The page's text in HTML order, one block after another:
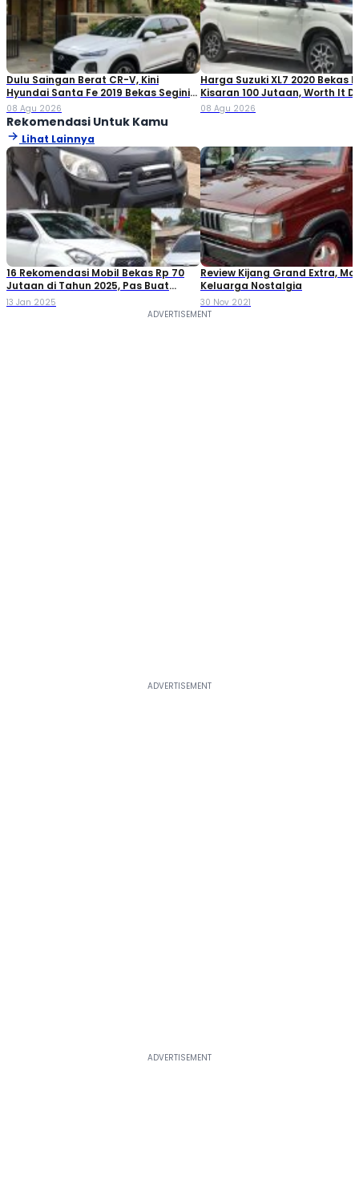
Dulu Saingan Berat CR-V, Kini
Hyundai Santa Fe 2019 Bekas Segini
Harganya
08 Agu 2026
Harga Suzuki XL7 2020 Bekas
Kisaran 100 Jutaan, Worth It
08 Agu 2026
Rekomendasi Untuk Kamu
Lihat Lainnya
16 Rekomendasi Mobil Bekas Rp 70
Jutaan di Tahun 2025, Pas Buat
Keluarga!
13 Jan 2025
Review Kijang Grand Extra,
Keluarga Nostalgia
30 Nov 2021